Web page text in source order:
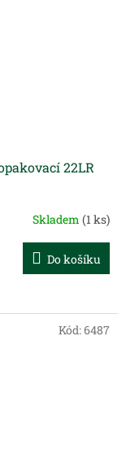
22LR
Skladem (1 ks)
Do košíku
Kód:6487